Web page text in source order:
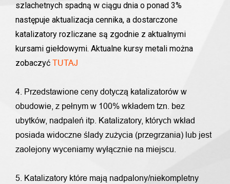
szlachetnych spadną w ciągu dnia o ponad 3%
następuje aktualizacja cennika, a dostarczone
katalizatory rozliczane są zgodnie z aktualnymi
kursami giełdowymi. Aktualne kursy metali można
zobaczyć TUTAJ
4. Przedstawione ceny dotyczą katalizatorów w
obudowie, z pełnym w 100% wkładem tzn. bez
ubytków, nadpaleń itp. Katalizatory, których wkład
posiada widoczne ślady zużycia (przegrzania) lub jest
zaolejony wyceniamy wyłącznie na miejscu.
5. Katalizatory które mają nadpalony/niekompletny